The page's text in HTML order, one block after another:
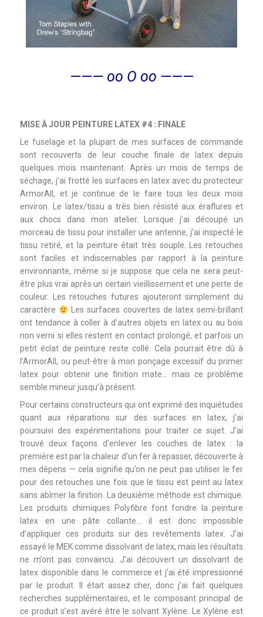
——— oo O oo ———
MISE À JOUR PEINTURE LATEX #4 : FINALE
Le fuselage et la plupart de mes surfaces de commande
sont recouverts de leur couche finale de latex depuis
quelques mois maintenant. Après un mois de temps de
séchage, j’ai frotté les surfaces en latex avec du protecteur
ArmorAll, et je continue de le faire tous les deux mois
environ. Le latex/tissu a très bien résisté aux éraflures et
aux chocs dans mon atelier. Lorsque j’ai découpé un
morceau de tissu pour installer une antenne, j’ai inspecté le
tissu retiré, et la peinture était très souple. Les retouches
sont faciles et indiscernables par rapport à la peinture
environnante, même si je suppose que cela ne sera peut-
être plus vrai après un certain vieillissement et une perte de
couleur. Les retouches futures ajouteront simplement du
caractère
Les surfaces couvertes de latex semi-brillant
ont tendance à coller à d’autres objets en latex ou au bois
non verni si elles restent en contact prolongé, et parfois un
petit éclat de peinture reste collé. Cela pourrait être dû à
l’ArmorAll, ou peut-être à mon ponçage excessif du primer
latex pour obtenir une finition mate… mais ce problème
semble mineur jusqu’à présent.
Pour certains constructeurs qui ont exprimé des inquiétudes
quant aux réparations sur des surfaces en latex, j’ai
poursuivi des expérimentations pour traiter ce sujet. J’ai
trouvé deux façons d’enlever les couches de latex : la
première est par la chaleur d’un fer à repasser, découverte à
mes dépens — cela signifie qu’on ne peut pas utiliser le fer
pour des retouches une fois que le tissu est peint au latex
sans abîmer la finition. La deuxième méthode est chimique.
Les produits chimiques Polyfibre font fondre la peinture
latex en une pâte collante… il est donc impossible
d’appliquer ces produits sur des revêtements latex. J’ai
essayé le MEK comme dissolvant de latex, mais les résultats
ne m’ont pas convaincu. J’ai découvert un dissolvant de
latex disponible dans le commerce et j’ai été impressionné
par le produit. Il était assez cher, donc j’ai fait quelques
recherches supplémentaires, et le composant principal de
ce produit s’est avéré être le solvant Xylène. Le Xylène est